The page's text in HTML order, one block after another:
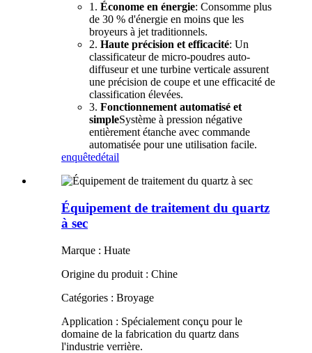
1. Économe en énergie: Consomme plus
de 30 % d'énergie en moins que les
broyeurs à jet traditionnels.
2. Haute précision et efficacité: Un
classificateur de micro-poudres auto-
diffuseur et une turbine verticale assurent
une précision de coupe et une efficacité de
classification élevées.
3. Fonctionnement automatisé et
simpleSystème à pression négative
entièrement étanche avec commande
automatisée pour une utilisation facile.
enquêtedétail
Équipement de traitement du quartz
à sec
Marque : Huate
Origine du produit : Chine
Catégories : Broyage
Application : Spécialement conçu pour le
domaine de la fabrication du quartz dans
l'industrie verrière.